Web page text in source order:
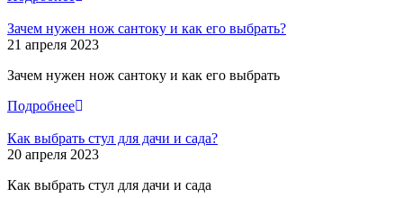
Зачем нужен нож сантоку и как его выбрать?
21 апреля 2023
Зачем нужен нож сантоку и как его выбрать
Подробнее
Как выбрать стул для дачи и сада?
20 апреля 2023
Как выбрать стул для дачи и сада